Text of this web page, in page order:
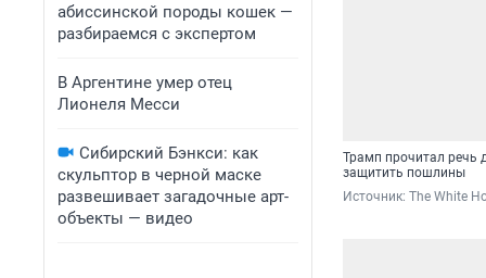
абиссинской породы кошек —
разбираемся с экспертом
В Аргентине умер отец
Лионеля Месси
Сибирский Бэнкси: как
скульптор в черной маске
развешивает загадочные арт-
объекты — видео
Трамп прочитал речь
защитить пошлины
Источник: The White